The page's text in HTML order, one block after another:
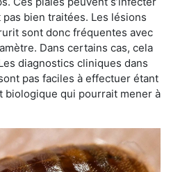
bien traitées. Les lésions
sont donc fréquentes avec
Dans certains cas, cela
diagnostics cliniques dans
pas faciles à effectuer étant
biologique qui pourrait mener à